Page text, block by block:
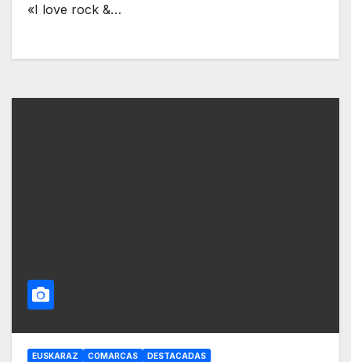
«I love rock &…
EUSKARAZ COMARCAS DESTACADAS